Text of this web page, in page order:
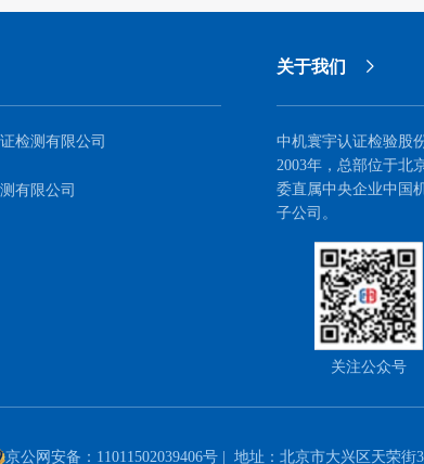
检测有限公司
有限公司
关于我们
中机寰宇认证检验股
2003年，总部位于北
委直属中央企业中国
子公司。
关注公众号
京公网安备：11011502039406号 | 地址：北京市大兴区天荣街